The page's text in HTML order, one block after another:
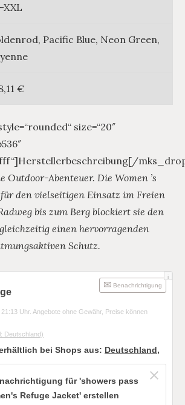
XXL
Pacific Blue, Neon Green,
€
size=“20″
Outdoor-Abenteuer. Die Women ’s
für den vielseitigen Einsatz im Freien
bis zum Berg blockiert sie den
einen hervorragenden
Schutz.
i
Benachrichtigung
Uhr. Angebote ohne Gewähr, Preise können
Deutschland)
bei Shops aus: Deutschland,
für 'showers pass
Refuge Jacket' erstellen